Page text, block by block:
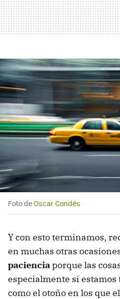
Foto deOscar Condés
Y con esto terminamos,
en muchas otras
paciencia porque las
especialmente si estamos
como el otoño en los que